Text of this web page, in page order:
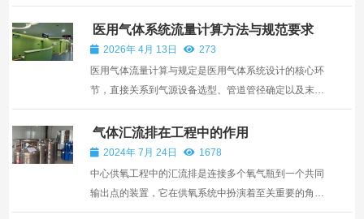
备，负压吸引用于清除患者体内的痰液等分泌物。在某
些特殊病房，例如手术室或ICU，可能还会使用到氮气
或氧化亚氮等气体。这些气体的供应依赖于一套完整的
管道系统...
医用气体系统流量计算方法与规范要求
2026年 4月 13日
273
医用气体流量计算与规定是医用气体系统设计的核心环
节，直接关系到气源设备选型、管道管径确定以及末端
终端配置的合理性。准确的气源流量计算既能够保障手
术室、病房、重症监护室等各用气点在不同工况下的稳
定供气，又可避免因设计冗余过大造成的设备投资浪
费。根据...
气体汇流排在工程中的作用
2024年 7月 24日
1678
中心供氧工程中的汇流排是连接多个氧气瓶到一个共同
输出点的装置，它在供氧系统中扮演着至关重要的角
色。那么汇流排的主要作用有哪些呢？ 1.集中供氧：汇